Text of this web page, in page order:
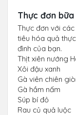
Thực đơn bữa
Thực đơn với
tiêu hóa quả
đình của bạn.
Thịt xiên nướng
Xôi đậu xanh
Gà viên chiên
Gà hầm nấm
Súp bí đỏ
Rau củ quả luộc